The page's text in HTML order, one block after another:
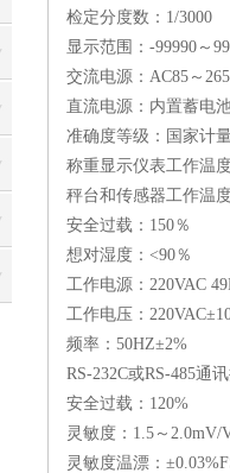
检定分度数：1/3000
显示范围：-99990～
交流电源：AC85～
直流电源：内置蓄电
准确度等级：国家计
称重显示仪表工作温
秤台和传感器工作温
安全过载：150％
想对湿度：<90％
工作电源：220VAC
工作电压：
频率：50HZ±2%
RS-232C或RS-485通
安全过载：120%
灵敏度：1.5～2.0mV/
灵敏度温漂：